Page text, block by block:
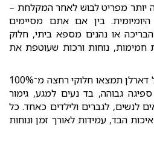
יותר מפריט לבוש לאחר המקלחת –
בין אם אתם מסיימים
או נהנים מספא ביתי, חלוק
חמימות, נוחות ורכות שעוטפת את
בקולקציית חלוקי הרחצה של דארלן תמצאו חלוקי רחצה מ־100%
גבוהה, בד נעים למגע, גימור
לנשים, לגברים ולילדים כאחד. כל
הבד, עמידות לאורך זמן ונוחות